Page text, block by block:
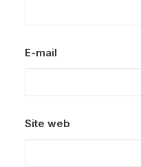
E-mail
Site web